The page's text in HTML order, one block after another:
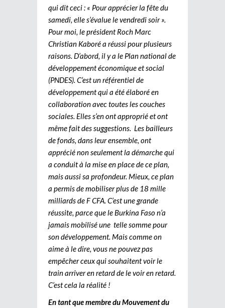
qui dit ceci : « Pour apprécier la fête du
samedi, elle s’évalue le vendredi soir ».
Pour moi, le président Roch Marc
Christian Kaboré a réussi pour plusieurs
raisons. D’abord, il y a le Plan national de
développement économique et social
(PNDES). C’est un référentiel de
développement qui a été élaboré en
collaboration avec toutes les couches
sociales. Elles s’en ont approprié et ont
même fait des suggestions. Les bailleurs
de fonds, dans leur ensemble, ont
apprécié non seulement la démarche qui
a conduit à la mise en place de ce plan,
mais aussi sa profondeur. Mieux, ce plan
a permis de mobiliser plus de 18 mille
milliards de F CFA. C’est une grande
réussite, parce que le Burkina Faso n’a
jamais mobilisé une telle somme pour
son développement. Mais comme on
aime à le dire, vous ne pouvez pas
empêcher ceux qui souhaitent voir le
train arriver en retard de le voir en retard.
C’est cela la réalité !
En tant que membre du Mouvement du